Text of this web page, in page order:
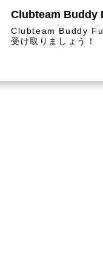
Clubteam Buddy
Clubteam Buddy
受け取りましょう！